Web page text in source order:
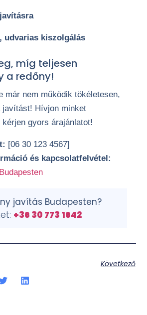
udvarias kiszolgálás
míg teljesen
a redőny!
már nem működik tökéletesen,
javítást! Hívjon minket
gyors árajánlatot!
[06 30 123 4567]
és kapcsolatfelvétel:
javítás Budapesten?
+36 30 773 1642
Következő